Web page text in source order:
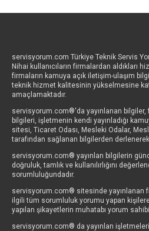
servisyorum.com Türkiye Teknik Servis
Nihai kullanıcıların firmalardan aldıkları
firmaların kamuya açık iletişim-ulaşım
teknik hizmet kalitesinin yükselmesine
amaçlamaktadır.
servisyorum.com®'da yayınlanan bilgiler,
bilgileri, işletmenin kendi yayınladığı
sitesi, Ticaret Odası, Mesleki Odalar,
tarafından sağlanan bilgilerden
servisyorum.com® yayınlan bilgilerin
doğruluk, tamlık ve kullanılırlığını
sorumluluğundadır.
servisyorum.com® sitesinde yayınlanan
ilgili tüm sorumluluk yorumu yapan
yapılan şikayetlerin muhatabı yorum
servisyorum.com® da yayınlan